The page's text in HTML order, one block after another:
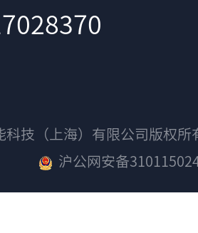
科技（上海）有限公司版权
沪公网安备